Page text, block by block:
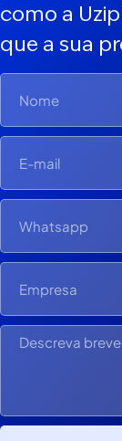
como a
que a sua